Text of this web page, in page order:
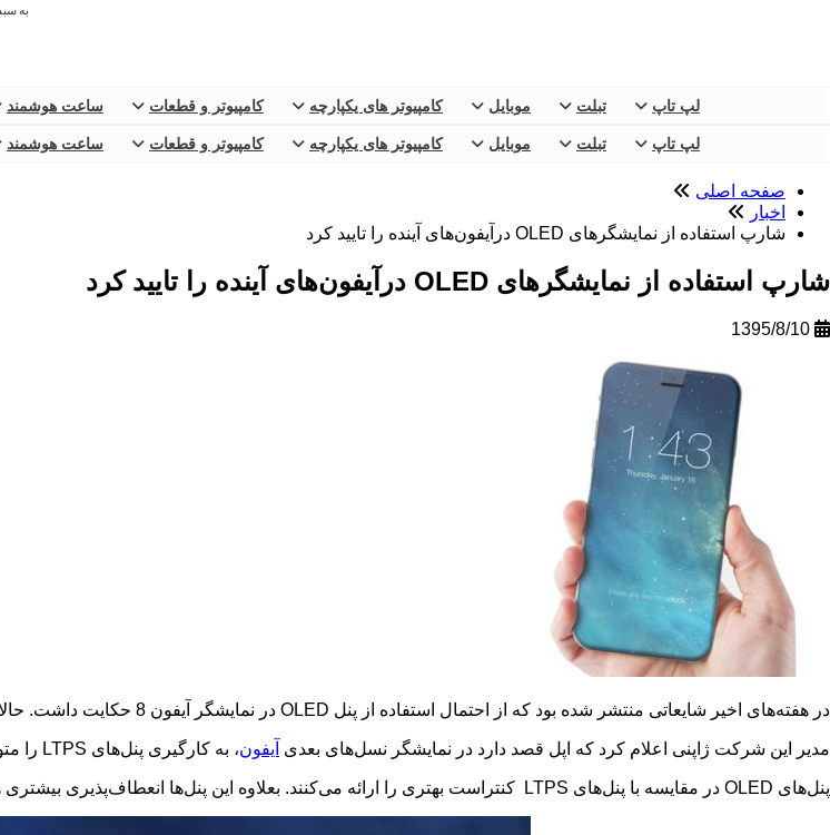
به
لپ تاپ تبلت موبایل کامپیوتر های یکپارچه کامپیوتر و قطعات ساعت هوشمند
لپ تاپ تبلت موبایل کامپیوتر های یکپارچه کامپیوتر و قطعات ساعت هوشمند
صفحه اصلی
اخبار
شارپ استفاده از نمایشگرهای OLED درآیفون‌های آینده را تایید کرد
شارپ استفاده از نمایشگرهای OLED درآیفون‌های آینده را تایید کرد
در هفته‌های اخیر شایعاتی منتشر شده بود که از احتمال استفاده از پنل OLED در نمایشگر آیفون 8 حکایت داشت. حالا مدیرعامل جدید شارپ این خبر را تایید کرده است.
مدیر این شرکت ژاپنی اعلام کرد که اپل قصد دارد در نمایشگر نسل‌های بعدی آیفون، به کارگیری پنل‌های LTPS را
پنل‌های‌ OLED در مقایسه با پنل‌های LTPS کنتراست بهتری را ارائه می‌کنند. بعلاوه این پنل‌ها انعطاف‌پذیری